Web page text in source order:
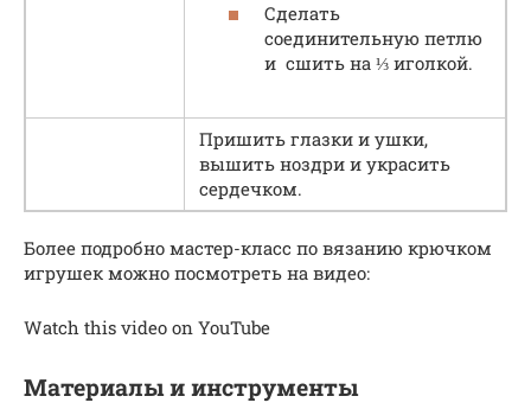
Сделать
соединительную петлю
и сшить на ⅓ иголкой.
Пришить глазки и ушки,
вышить ноздри и украсить
сердечком.
Более подробно мастер-класс по вязанию крючком
игрушек можно посмотреть на видео:
Watch this video on YouTube
Материалы и инструменты